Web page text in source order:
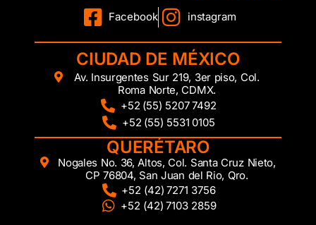
Facebook instagram
CIUDAD DE MÉXICO
Av. Insurgentes Sur 219, 3er piso, Col.
Roma Norte, CDMX.
+52 (55) 5207 7492
+52 (55) 5531 0105
QUERÉTARO
Nogales No. 36, Altos, Col. Santa Cruz Nieto,
CP 76804, San Juan del Rio, Qro.
+52 (42) 7271 3756
+52 (42) 7103 2859